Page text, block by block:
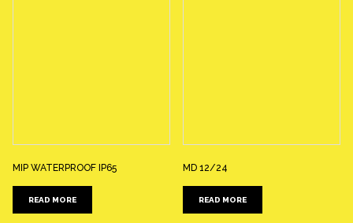
MIP WATERPROOF IP65
READ MORE
MD 12/24
READ MORE